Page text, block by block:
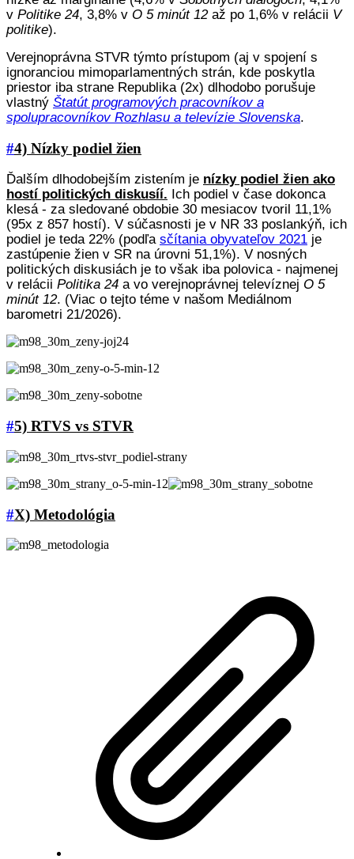
v Politike 24, 3,8% v O 5 minút 12až po 1,6% v relácii V
politike).
Verejnoprávna STVR týmto prístupom (aj v spojení s
ignoranciou mimoparlamentných strán, kde poskytla
priestor iba strane Republika (2x) dlhodobo porušuje
vlastný Štatút programových pracovníkov a
spolupracovníkov Rozhlasu a televízie Slovenska.
#4) Nízky podiel žien
Ďalším dlhodobejším zistením je nízky podiel žien ako
hostí politických diskusíí. Ich podiel v čase dokonca
klesá - za sledované obdobie 30 mesiacov tvoril 11,1%
(95x z 857 hostí). V súčasnosti je v NR 33 poslankýň, ich
podiel je teda 22% (podľa sčítania obyvateľov 2021 je
zastúpenie žien v SR na úrovni 51,1%). V nosných
politických diskusiách je to však iba polovica - najmenej
v relácii Politika 24 a vo verejnoprávnej televíznej O 5
minút 12. (Viac o tejto téme v našom Mediálnom
barometri 21/2026).
#5) RTVS vs STVR
#X) Metodológia